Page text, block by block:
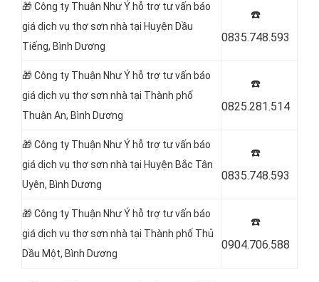
🎁 Công ty Thuận Như Ý hỗ trợ tư vấn báo
giá dịch vụ thợ sơn nhà tại Huyện Dầu
Tiếng, Bình Dương
☎️
0835.748.593
🎁 Công ty Thuận Như Ý hỗ trợ tư vấn báo
giá dịch vụ thợ sơn nhà tại Thành phố
Thuận An, Bình Dương
☎️
0825.281.514
🎁 Công ty Thuận Như Ý hỗ trợ tư vấn báo
giá dịch vụ thợ sơn nhà tại Huyện Bắc Tân
Uyên, Bình Dương
☎️
0835.748.593
🎁 Công ty Thuận Như Ý hỗ trợ tư vấn báo
giá dịch vụ thợ sơn nhà tại Thành phố Thủ
Dầu Một, Bình Dương
☎️
0904.706.588